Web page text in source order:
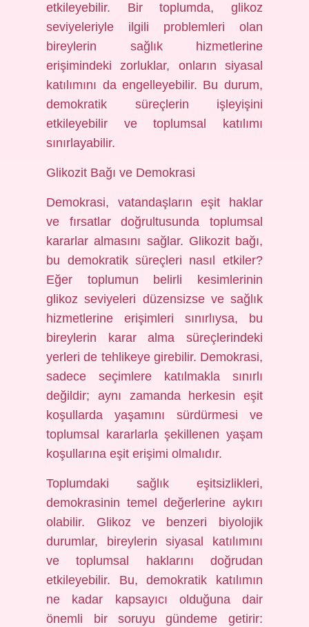
etkileyebilir. Bir toplumda, glikoz
seviyeleriyle ilgili problemleri olan
bireylerin sağlık hizmetlerine
erişimindeki zorluklar, onların siyasal
katılımını da engelleyebilir. Bu durum,
demokratik süreçlerin işleyişini
etkileyebilir ve toplumsal katılımı
sınırlayabilir.
Glikozit Bağı ve Demokrasi
Demokrasi, vatandaşların eşit haklar
ve fırsatlar doğrultusunda toplumsal
kararlar almasını sağlar. Glikozit bağı,
bu demokratik süreçleri nasıl etkiler?
Eğer toplumun belirli kesimlerinin
glikoz seviyeleri düzensizse ve sağlık
hizmetlerine erişimleri sınırlıysa, bu
bireylerin karar alma süreçlerindeki
yerleri de tehlikeye girebilir. Demokrasi,
sadece seçimlere katılmakla sınırlı
değildir; aynı zamanda herkesin eşit
koşullarda yaşamını sürdürmesi ve
toplumsal kararlarla şekillenen yaşam
koşullarına eşit erişimi olmalıdır.
Toplumdaki sağlık eşitsizlikleri,
demokrasinin temel değerlerine aykırı
olabilir. Glikoz ve benzeri biyolojik
durumlar, bireylerin siyasal katılımını
ve toplumsal haklarını doğrudan
etkileyebilir. Bu, demokratik katılımın
ne kadar kapsayıcı olduğuna dair
önemli bir soruyu gündeme getirir: